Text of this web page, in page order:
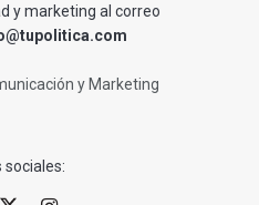
y marketing al correo
y Marketing
sociales: